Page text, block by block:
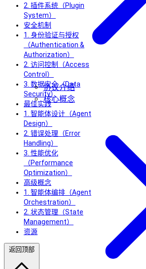
协议介绍
核心概念
2. 插件系统（Plugin
System）
安全机制
1. 身份验证与授权
（Authentication &
Authorization）
2. 访问控制（Access
Control）
3. 数据安全（Data
Security）
最佳实践
1. 智能体设计（Agent
Design）
2. 错误处理（Error
Handling）
3. 性能优化
（Performance
Optimization）
高级概念
1. 智能体编排（Agent
Orchestration）
2. 状态管理（State
Management）
资源
返回顶部